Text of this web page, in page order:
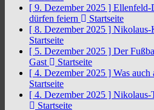
[ 9. Dezember 2025 ] Ellenfeld-
dürfen feiern
Startseite
[ 8. Dezember 2025 ] Nikolaus-
Startseite
[ 5. Dezember 2025 ] Der
Gast
Startseite
[ 4. Dezember 2025 ] Was auch
Startseite
[ 4. Dezember 2025 ] Nikolaus-
Startseite